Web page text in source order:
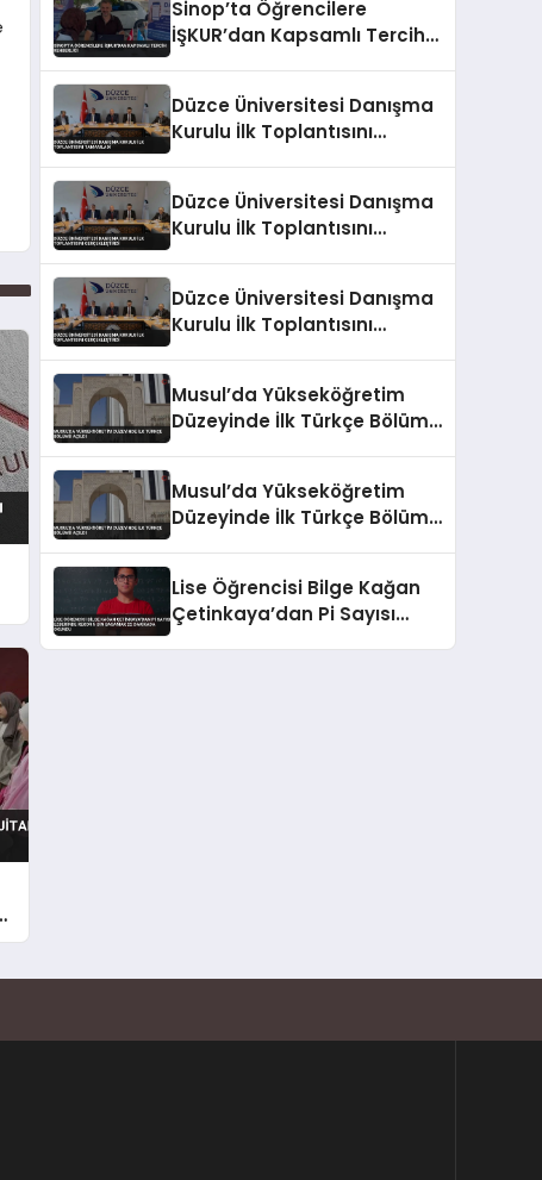
Sinop’ta Öğrencilere
İŞKUR’dan Kapsamlı Tercih
Düzce Üniversitesi Danışma
Kurulu İlk Toplantısını
Düzce Üniversitesi Danışma
Kurulu İlk Toplantısını
Düzce Üniversitesi Danışma
Kurulu İlk Toplantısını
Musul’da Yükseköğretim
Düzeyinde İlk Türkçe Bölümü
Musul’da Yükseköğretim
Düzeyinde İlk Türkçe Bölümü
Lise Öğrencisi Bilge Kağan
Çetinkaya’dan Pi Sayısı